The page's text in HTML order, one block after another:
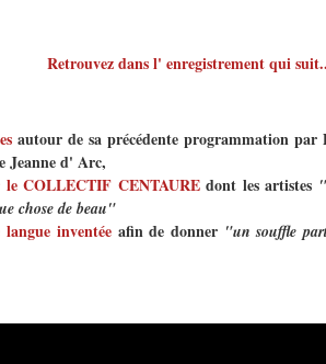
Retrouvezdans l' enregistrement qui
autour de sa précédente programmation
Jeanne d' Arc,
COLLECTIF CENTAURE dont les artistes
chose de beau"
inventée afin de donner "un souffle